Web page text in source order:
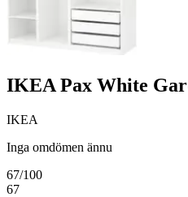
IKEA Pax White
IKEA
Inga omdömen ännu
67/100
67